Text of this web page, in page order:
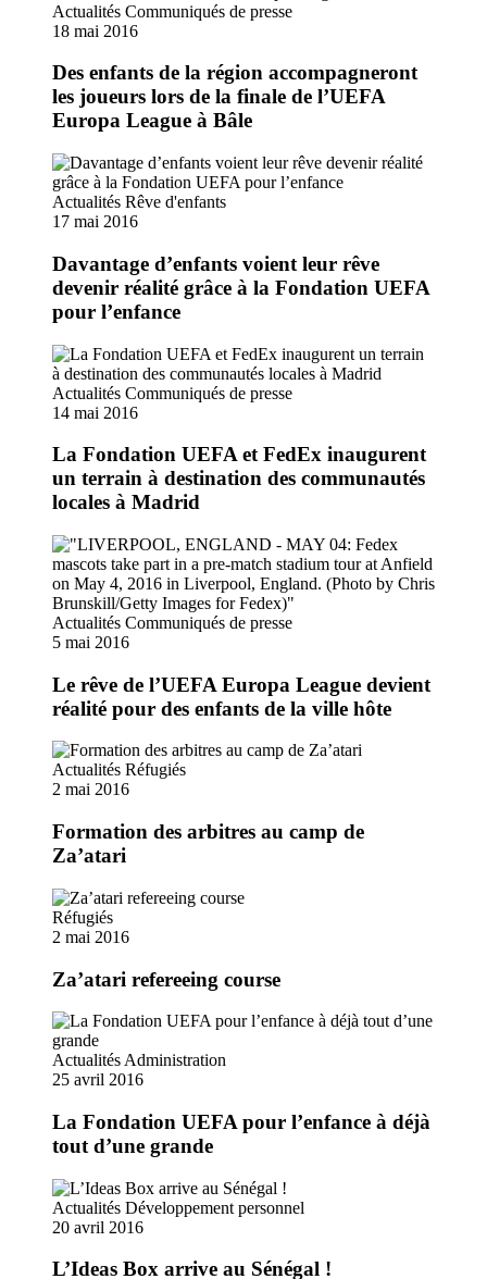
Actualités Communiqués de presse
18 mai 2016
Des enfants de la région accompagneront
les joueurs lors de la finale de l’UEFA
Europa League à Bâle
Actualités Rêve d'enfants
17 mai 2016
Davantage d’enfants voient leur rêve
devenir réalité grâce à la Fondation UEFA
pour l’enfance
Actualités Communiqués de presse
14 mai 2016
La Fondation UEFA et FedEx inaugurent
un terrain à destination des communautés
locales à Madrid
Actualités Communiqués de presse
5 mai 2016
Le rêve de l’UEFA Europa League devient
réalité pour des enfants de la ville hôte
Actualités Réfugiés
2 mai 2016
Formation des arbitres au camp de
Za’atari
Réfugiés
2 mai 2016
Za’atari refereeing course
Actualités Administration
25 avril 2016
La Fondation UEFA pour l’enfance à déjà
tout d’une grande
Actualités Développement personnel
20 avril 2016
L’Ideas Box arrive au Sénégal !